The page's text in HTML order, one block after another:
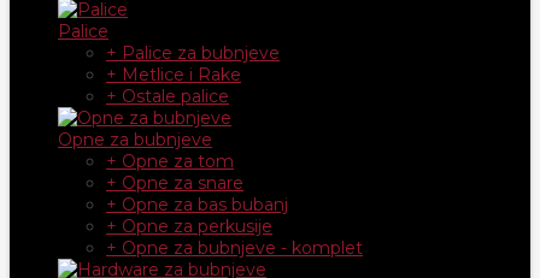
Palice
+ Palice za bubnjeve
+ Metlice i Rake
+ Ostale palice
Opne za bubnjeve
+ Opne za tom
+ Opne za snare
+ Opne za bas bubanj
+ Opne za perkusije
+ Opne za bubnjeve - komplet